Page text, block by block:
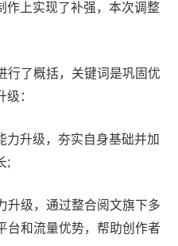
作上实现了补强，本次调整
行了概括，关键词是巩固优
：
力升级，夯实自身基础并加
;
升级，通过整合阅文旗下多
台和流量优势，帮助创作者